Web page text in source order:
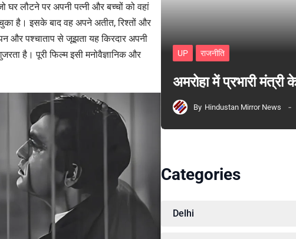
घर लौटने पर अपनी पत्नी और बच्चों को वहां
है। इसके बाद वह अपने अतीत, रिश्तों और
और पश्चाताप से जूझता यह किरदार अपनी
है। पूरी फिल्म इसी मनोवैज्ञानिक और
UP राजनीति
अमरोहा में प्रभारी
By Hindustan Mirror News
Categories
Delhi